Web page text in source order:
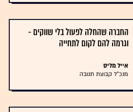
החברה שהחלה לפעול בלי שווקים -
וגרמה להם לקום לתחייה
אייל מליס
מנכ"ל קבוצת תנובה